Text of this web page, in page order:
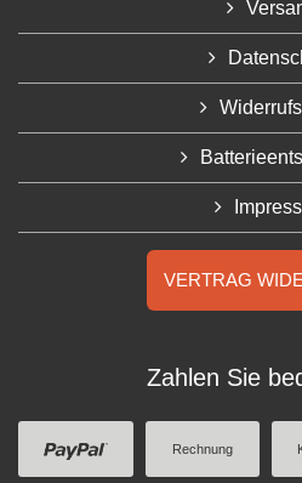
VERTRAG
Zahlen Sie
Rechnung